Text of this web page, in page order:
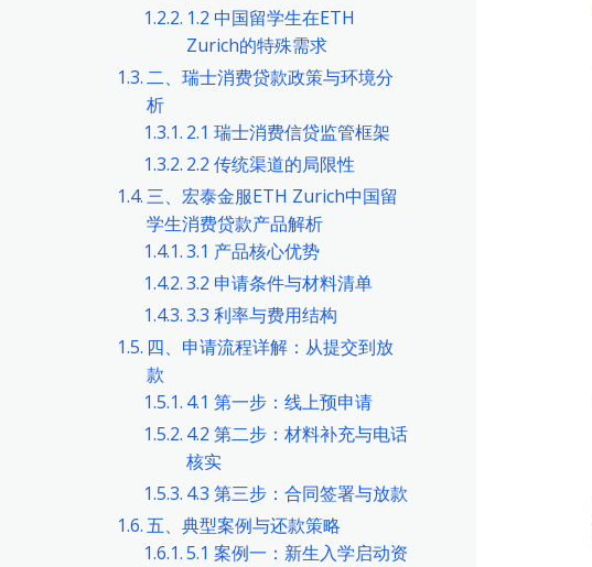
1.2 中国留学生在ETH
Zurich的特殊需求
二、瑞士消费贷款政策与环境分
析
2.1 瑞士消费信贷监管框架
2.2 传统渠道的局限性
三、宏泰金服ETH Zurich中国留
学生消费贷款产品解析
3.1 产品核心优势
3.2 申请条件与材料清单
3.3 利率与费用结构
四、申请流程详解：从提交到放
款
4.1 第一步：线上预申请
4.2 第二步：材料补充与电话
核实
4.3 第三步：合同签署与放款
五、典型案例与还款策略
5.1 案例一：新生入学启动资